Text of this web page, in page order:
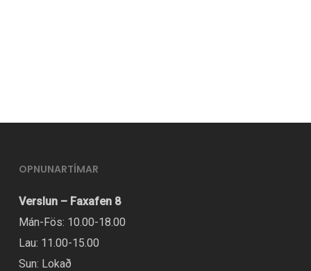
OPNUNARTÍMAR
Verslun – Faxafen 8
Mán-Fös: 10.00-18.00
Lau: 11.00-15.00
Sun: Lokað